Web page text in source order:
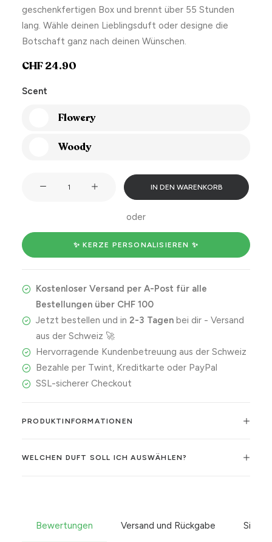
geschenkfertigen Box und brennt über 55 Stunden
lang. Wähle deinen Lieblingsduft oder designe die
Botschaft ganz nach deinen Wünschen.
CHF24.90
Scent
Flowery
Woody
hot
you
Menge
IN DEN WARENKORB
oder
✨ KERZE PERSONALISIEREN ✨
Kostenloser Versand per A-Post für alle
Bestellungen über CHF 100
Jetzt bestellen und in 2-3 Tagenbei dir - Versand
aus der Schweiz 🚀
Hervorragende Kundenbetreuung aus der Schweiz
Bezahle per Twint, Kreditkarte oder PayPal
SSL-sicherer Checkout
PRODUKTINFORMATIONEN
WELCHEN DUFT SOLL ICH AUSWÄHLEN?
Bewertungen Versand und Rückgabe